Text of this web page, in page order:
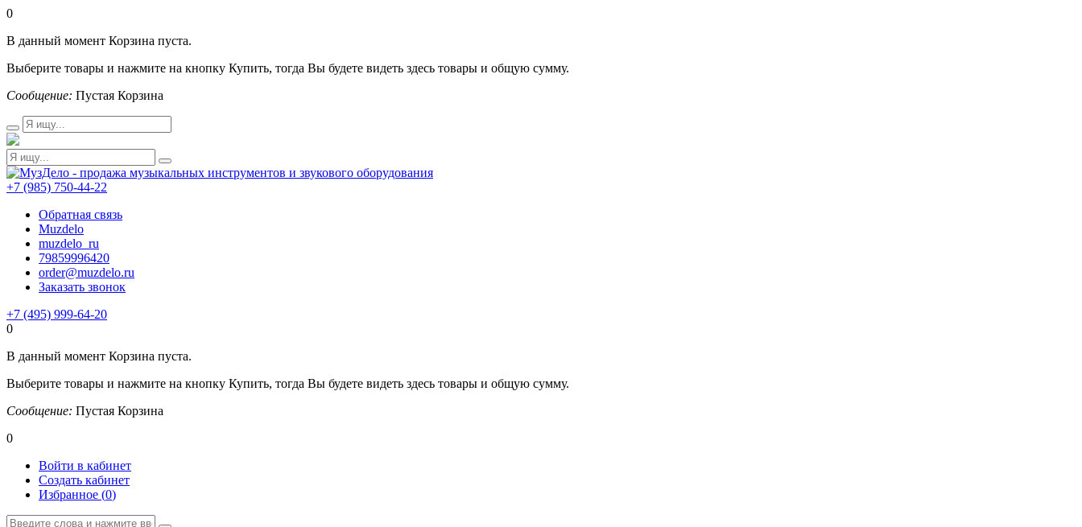
0
В данный момент Корзина пуста.
Выберите товары и нажмите на кнопку Купить, тогда Вы будете видеть здесь товары и общую сумму.
Сообщение: Пустая Корзина
+7 (985) 750-44-22
Обратная связь
Muzdelo
muzdelo_ru
79859996420
order@muzdelo.ru
Заказать звонок
+7 (495) 999-64-20
0
В данный момент Корзина пуста.
Выберите товары и нажмите на кнопку Купить, тогда Вы будете видеть здесь товары и общую сумму.
Сообщение: Пустая Корзина
0
Войти в кабинет
Создать кабинет
Избранное (0)